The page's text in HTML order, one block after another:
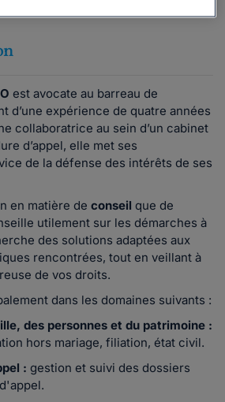
est avocate au barreau de
d’une expérience de quatre années
collaboratrice au sein d’un cabinet
d’appel, elle met ses
de la défense des intérêts de ses
en matière de conseil que de
utilement sur les démarches à
des solutions adaptées aux
rencontrées, tout en veillant à
de vos droits.
dans les domaines suivants :
des personnes et du patrimoine :
hors mariage, filiation, état civil.
: gestion et suivi des dossiers